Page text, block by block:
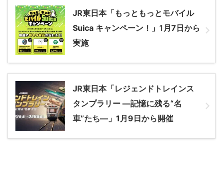
JR東日本「もっともっとモバイル
Suica キャンペーン！」1月7日から
実施
JR東日本「レジェンドトレインス
タンプラリー ―記憶に残る“名
車”たち―」1月9日から開催